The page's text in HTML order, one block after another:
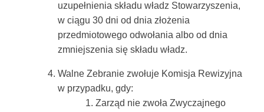
uzupełnienia składu władz Stowarzyszenia,
w ciągu 30 dni od dnia złożenia
przedmiotowego odwołania albo od dnia
zmniejszenia się składu władz.
Walne Zebranie zwołuje Komisja Rewizyjna
w przypadku, gdy:
Zarząd nie zwoła Zwyczajnego